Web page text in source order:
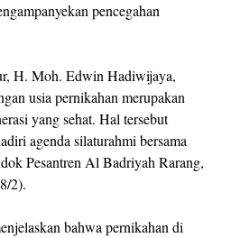
pencegahan
H. Moh. Edwin Hadiwijaya,
usia pernikahan merupakan
yang sehat. Hal tersebut
agenda silaturahmi bersama
Pesantren Al Badriyah Rarang,
2).
bahwa pernikahan di